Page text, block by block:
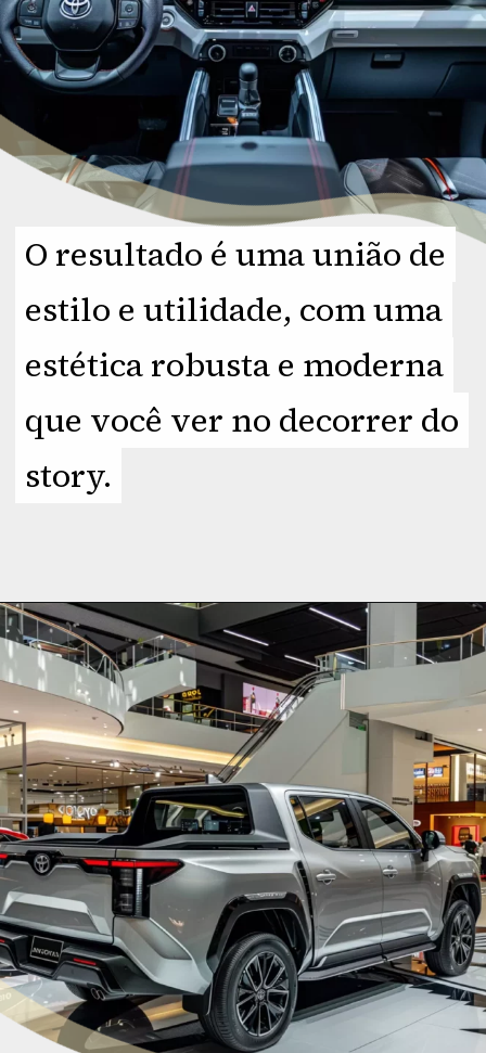
O resultado é uma união de
estilo e utilidade, com uma
estética robusta e moderna
que você ver no decorrer do
story.
O resultado é uma união de
estilo e utilidade, com uma
estética robusta e moderna
que você ver no decorrer do
story.
Opening https://planetcars.com.br/nova-pickup-compacta-da-toyota-a-uniao-de-estilo-e-utilidade/